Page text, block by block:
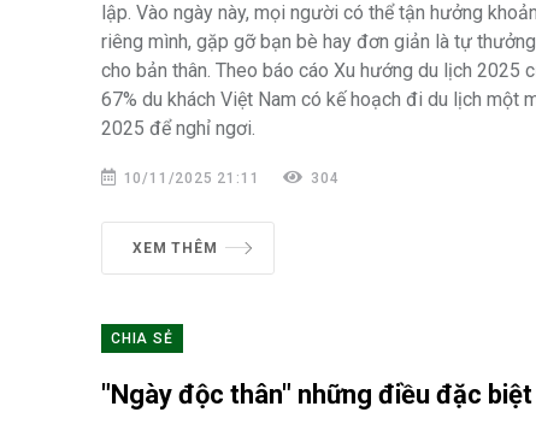
lập. Vào ngày này, mọi người có thể tận hưởng
riêng mình, gặp gỡ bạn bè hay đơn giản là tự
cho bản thân. Theo báo cáo Xu hướng du lịch 2025
67% du khách Việt Nam có kế hoạch đi du lịch một
2025 để nghỉ ngơi.
10/11/2025 21:11 304
XEM THÊM
CHIA SẺ
"Ngày độc thân" những điều đặc biệt